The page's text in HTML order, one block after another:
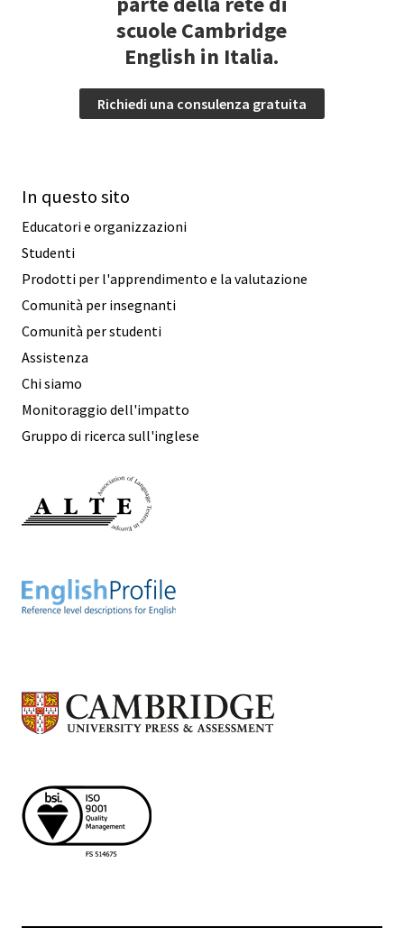
scuole Cambridge
English in Italia.
Richiedi una consulenza gratuita
In questo sito
Educatori e organizzazioni
Studenti
Prodotti per l'apprendimento e la valutazione
Comunità per insegnanti
Comunità per studenti
Assistenza
Chi siamo
Monitoraggio dell'impatto
Gruppo di ricerca sull'inglese